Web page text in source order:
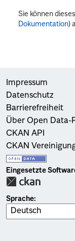
Sie können
Dokumentation)
Impressum
Datenschutz
Barrierefreiheit
Über Open Data-
CKAN API
CKAN
Eingesetzte
Sprache